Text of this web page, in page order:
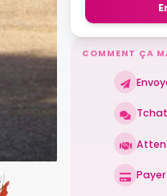
COMMENT ÇA